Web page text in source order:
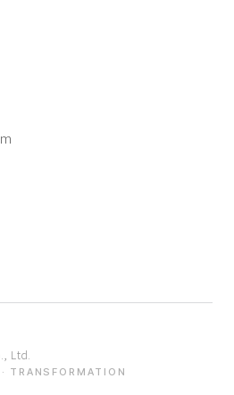
Ltd.
TRANSFORMATION